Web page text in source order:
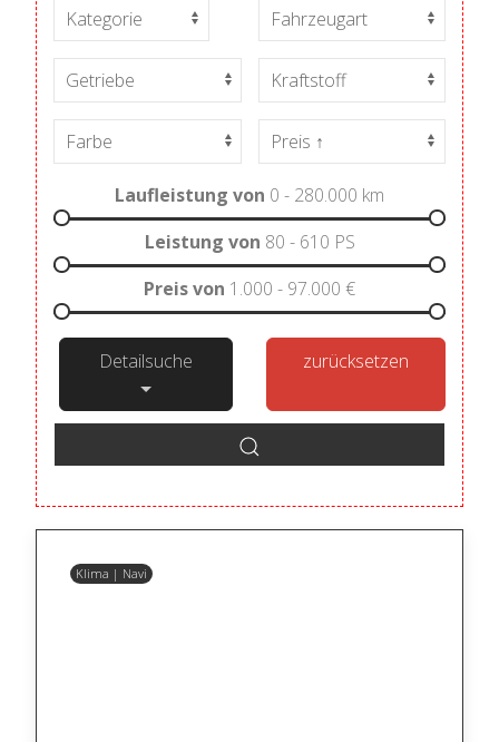
Laufleistung von 0 - 280.000 km
Leistung von 80 - 610 PS
Preis von 1.000 - 97.000 €
Detailsuche zurücksetzen
Klima | Navi